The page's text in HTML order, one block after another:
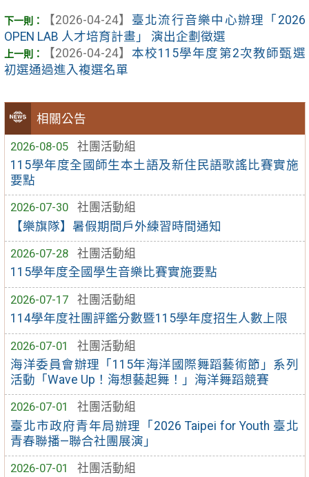
相關公告
2026-08-05
社團活動組
115學年度全國師生本土語及新住民語歌謠比賽實施
要點
2026-07-30
社團活動組
【樂旗隊】暑假期間戶外練習時間通知
2026-07-28
社團活動組
115學年度全國學生音樂比賽實施要點
2026-07-17
社團活動組
114學年度社團評鑑分數暨115學年度招生人數上限
2026-07-01
社團活動組
海洋委員會辦理「115年海洋國際舞蹈藝術節」系列
活動「Wave Up！海想藝起舞！」海洋舞蹈競賽
2026-07-01
社團活動組
臺北市政府青年局辦理「2026 Taipei for Youth 臺北
青春聯播—聯合社團展演」
2026-07-01
社團活動組
【2026-04-24】
臺北流行音樂中心辦理「2026
OPEN LAB 人才培育計畫」 演出企劃徵選
【2026-04-24】 本校115學年度第2次教師甄選
初選通過進入複選名單